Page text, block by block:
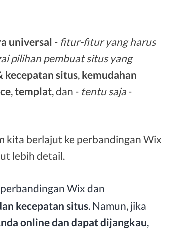
universal - fitur-fitur yang harus
pilihan pembuat situs yang
situs, kemudahan
,templat, dan - tentu saja -
kita berlajut ke perbandingan Wix
lebih detail.
Wix dan
kecepatan situs. Namun, jika
onlinedan dapat dijangkau,